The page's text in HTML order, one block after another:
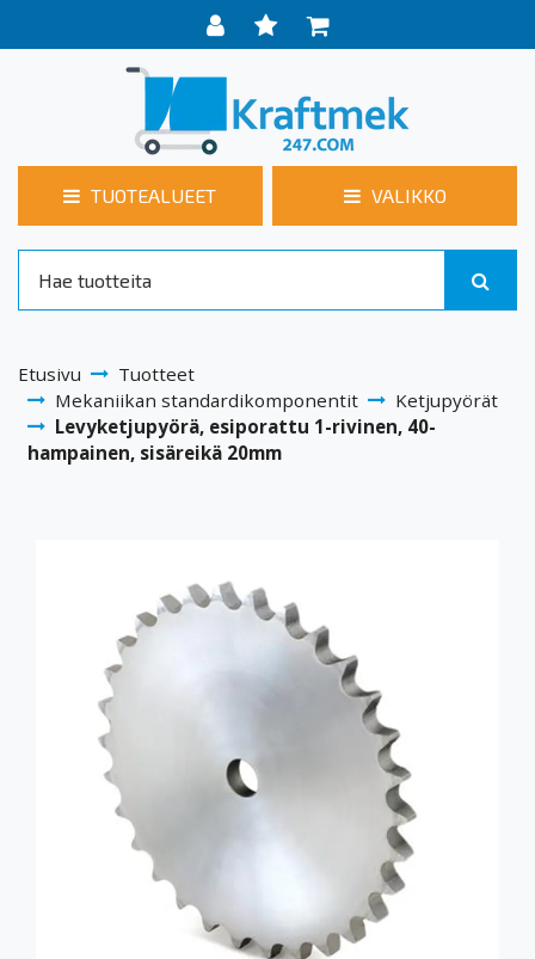
TUOTEALUEET VALIKKO
Etusivu
Tuotteet
Mekaniikan standardikomponentit
Ketjupyörät
Levyketjupyörä, esiporattu 1-rivinen, 40-
hampainen, sisäreikä 20mm